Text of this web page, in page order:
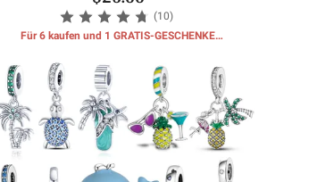
(10)
Für 6 kaufen und 1 GRATIS-GESCHENKE